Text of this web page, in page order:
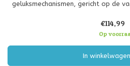
geluksmechanismen, gericht op de
Verken en herover de overblijfselen
zonder afhankelijk te zijn van
€114,99
Op
In winkelwagen